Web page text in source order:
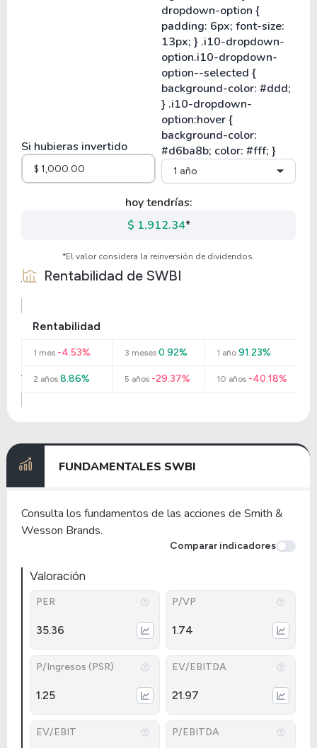
Si hubieras invertido
1 año
hoy tendrías:
$ 1,912.34*
*El valor considera la reinversión de dividendos.
Rentabilidad de SWBI
Rentabilidad
1 mes -4.53% 3 meses 0.92% 1 año91.23%
2 años 8.86% 5 años -29.37% 10 años-40.18%
FUNDAMENTALES SWBI
Consulta los fundamentos de las acciones de Smith &
Wesson Brands.
Comparar indicadores
Valoración
PER
35.36
P/VP
1.74
P/Ingresos (PSR)
1.25
EV/EBITDA
21.97
EV/EBIT P/EBITDA